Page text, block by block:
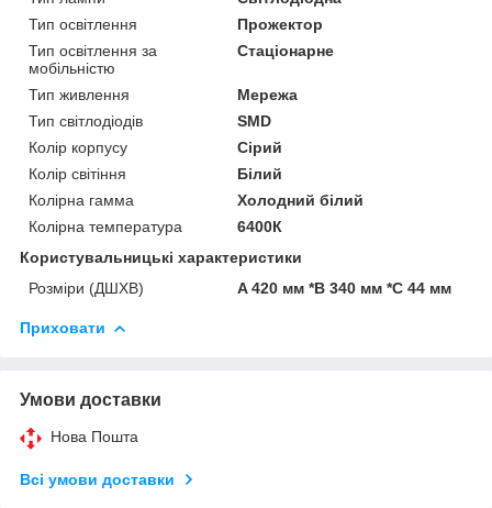
Тип освітлення
Прожектор
Тип освітлення за
мобільністю
Стаціонарне
Тип живлення
Мережа
Тип світлодіодів
SMD
Колір корпусу
Сірий
Колір світіння
Білий
Колірна гамма
Холодний білий
Колірна температура
6400К
Користувальницькі характеристики
Розміри (ДШХВ)
A 420 мм *B 340 мм *C 44 мм
Приховати
Умови доставки
Нова Пошта
Всі умови доставки